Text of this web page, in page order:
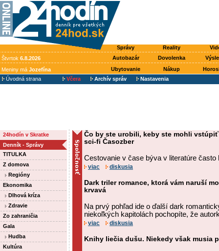
Správy Reality
Štvrtok 6.8.2026 Autobazár Dovolenka
Meniny má Jozefína Ubytovanie Nákup
Úvodná strana
Včera Archív správ Nastavenia
24hodín v Skratke
Denník - Správy
TITULKA
Z domova
Regióny
Ekonomika
Dlhová kríza
Zdravie
Zo zahraničia
Gala
Hudba
Kultúra
Čo by ste urobili, keby ste mohli
sci-fi Časozber
Cestovanie v čase býva v literatúre často
viac diskusia
Dark triler romance, ktorá vám naruší
krvavá
Na prvý pohľad ide o ďalší dark
niekoľkých kapitolách pochopíte, že
viac diskusia
Knihy liečia dušu. Niekedy však musia